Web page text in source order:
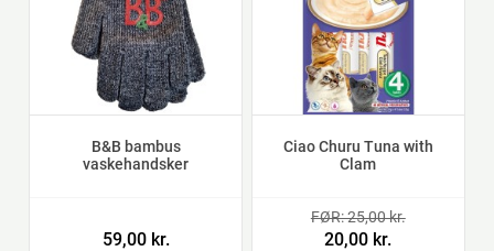
B&B bambus
vaskehandsker
59,00 kr.
Ciao Churu Tuna with
Clam
FØR: 25,00 kr.
20,00 kr.